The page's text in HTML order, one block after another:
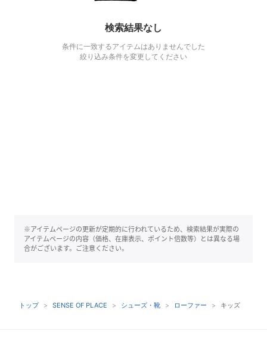
検索結果なし
条件に一致するアイテムはありませんでした
絞り込み条件を変更してください
※アイテムページの更新が定期的に行われているため、検索結果が実際の
アイテムページの内容（価格、在庫表示、ポイント倍数等）とは異なる場
合がございます。ご注意ください。
トップ SENSE OF PLACE シューズ・靴 ローファー キッズ